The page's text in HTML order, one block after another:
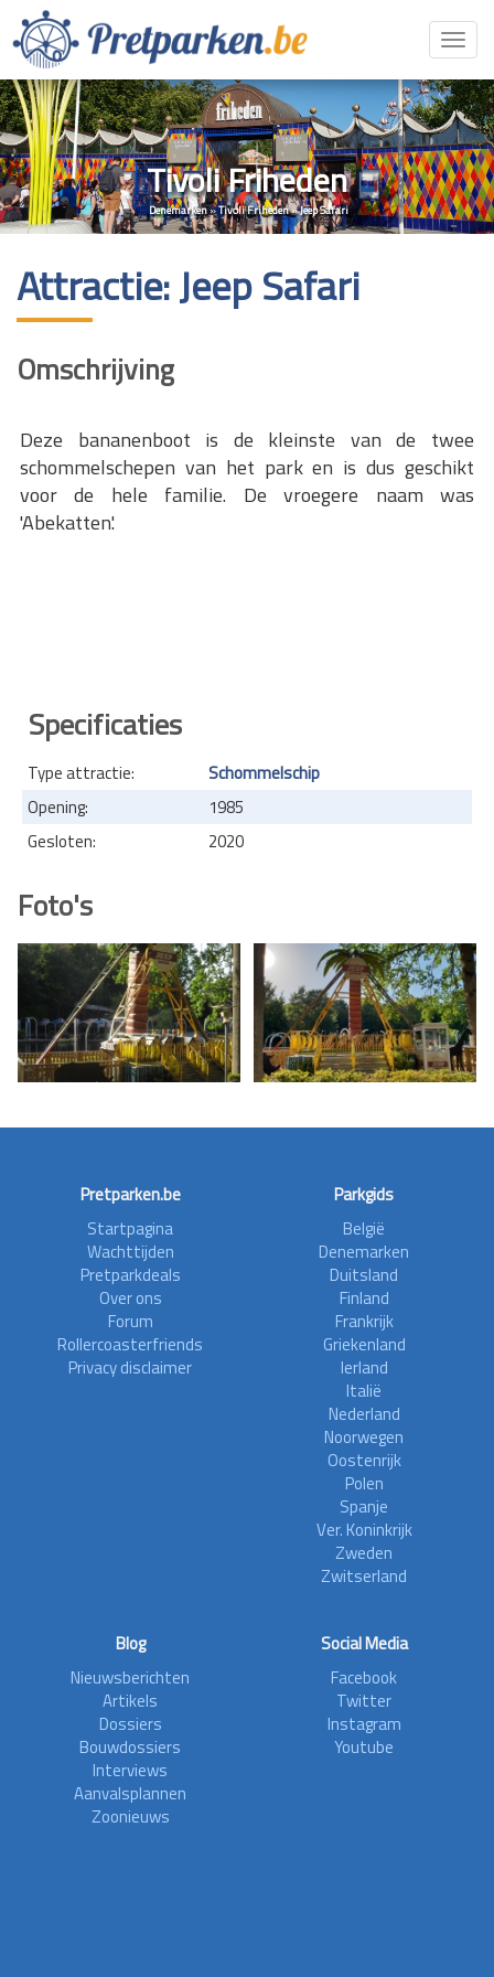
Tivoli Friheden
Denemarken»Tivoli Friheden»Jeep Safari
Attractie: Jeep Safari
Omschrijving
Deze bananenboot is de kleinste van de twee
schommelschepen van het park en is dus geschikt
voor de hele familie. De vroegere naam was
'Abekatten'.
Specificaties
Type attractie:
Schommelschip
Opening:
1985
Gesloten:
2020
Foto's
Pretparken.be
Startpagina
Wachttijden
Pretparkdeals
Over ons
Forum
Rollercoasterfriends
Privacy disclaimer
Parkgids
België
Denemarken
Duitsland
Finland
Frankrijk
Griekenland
Ierland
Italië
Nederland
Noorwegen
Oostenrijk
Polen
Spanje
Ver. Koninkrijk
Zweden
Zwitserland
Blog
Nieuwsberichten
Artikels
Dossiers
Bouwdossiers
Interviews
Aanvalsplannen
Zoonieuws
Social Media
Facebook
Twitter
Instagram
Youtube